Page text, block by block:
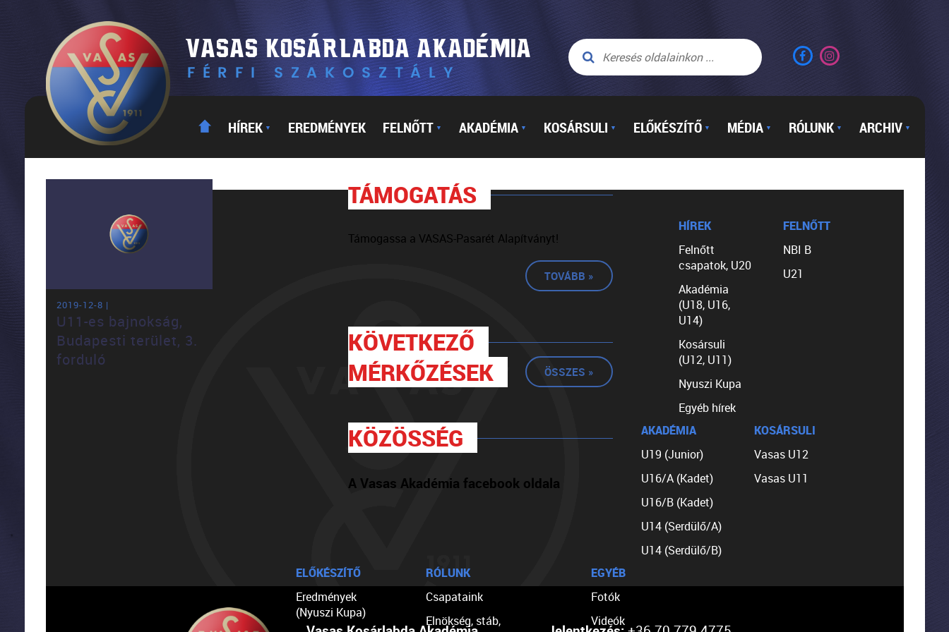
HÍREK ▼ EREDMÉNYEK FELNŐTT ▼ AKADÉMIA ▼ KOSÁRSULI ▼ ELŐKÉSZÍTŐ ▼ MÉDIA ▼ RÓLUNK ▼ ARCHIV ▼
2019-12-8 |
U11-es bajnokság,
Budapesti terület, 3.
forduló
TÁMOGATÁS
Támogassa a VASAS-Pasarét Alapítványt!
TOVÁBB »
KÖVETKEZŐ
MÉRKŐZÉSEK
ÖSSZES »
KÖZÖSSÉG
A Vasas Akadémia facebook oldala
HÍREK
Felnőtt
csapatok, U20
Akadémia
(U18, U16,
U14)
Kosársuli
(U12, U11)
Nyuszi Kupa
Egyéb hírek
FELNŐTT
NBI B
U21
AKADÉMIA
U19 (Junior)
U16/A (Kadet)
U16/B (Kadet)
U14 (Serdülő/A)
U14 (Serdülő/B)
KOSÁRSULI
Vasas U12
Vasas U11
ELŐKÉSZÍTŐ
Eredmények
(Nyuszi Kupa)
RÓLUNK
Csapataink
Elnökség, stáb,
EGYÉB
Fotók
Videók